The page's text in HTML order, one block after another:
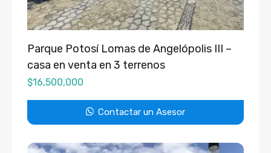
Parque Potosí Lomas de Angelópolis III –
casa en venta en 3 terrenos
$16,500,000
Contactar un Asesor